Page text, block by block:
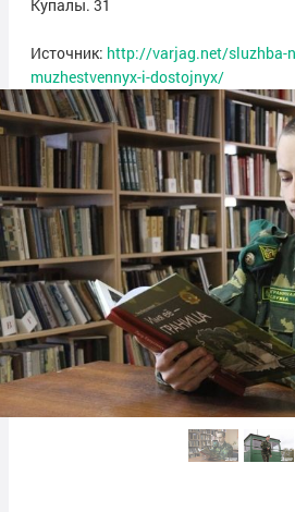
Купалы. 31
Источник: http://varjag.net/sluzhba-
muzhestvennyx-i-dostojnyx/